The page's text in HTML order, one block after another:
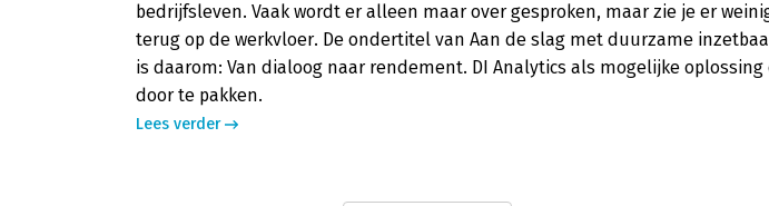
bedrijfsleven. Vaak wordt er alleen maar over gesproken, maar zie je er
terug op de werkvloer. De ondertitel van Aan de slag met duurzame
is daarom: Van dialoog naar rendement. DI Analytics als mogelijke oplossing
door te pakken.
Lees verder